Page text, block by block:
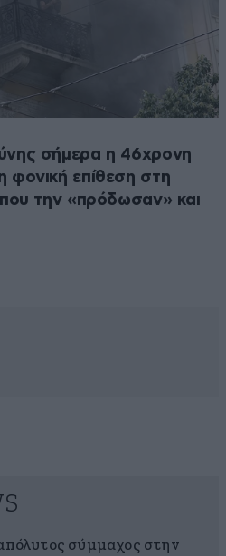
σήμερα η 46χρονη
φονική επίθεση στη
την «πρόδωσαν» και
σύμμαχος στην